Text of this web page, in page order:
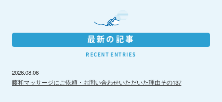
最新の記事
RECENT ENTRIES
2026.08.06
藤和マッサージにご依頼・お問い合わせいただいた理由その137